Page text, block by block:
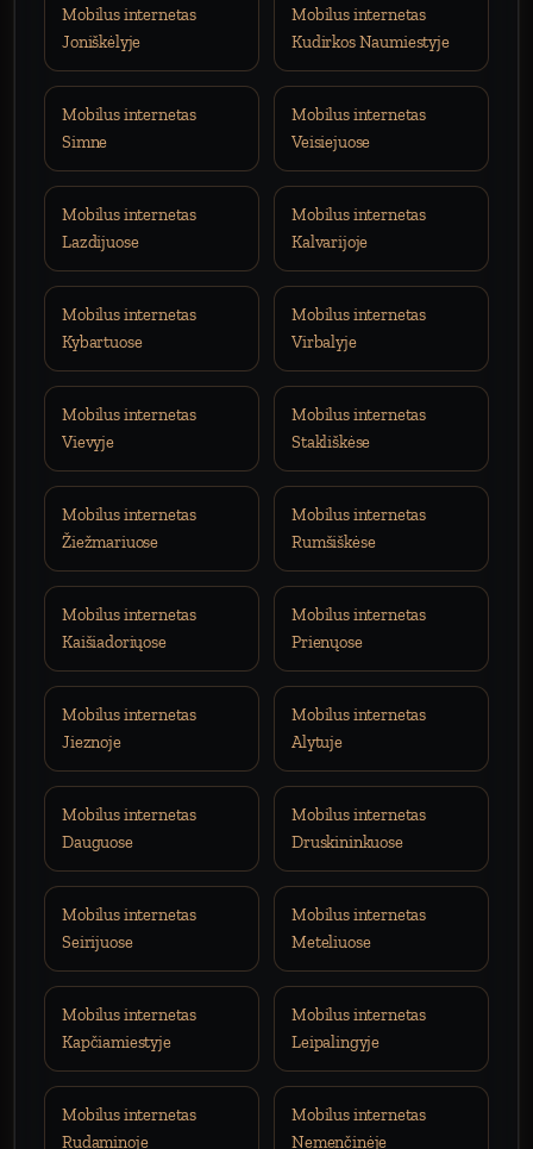
Mobilus internetas
Joniškėlyje
Mobilus internetas
Kudirkos Naumiestyje
Mobilus internetas
Simne
Mobilus internetas
Veisiejuose
Mobilus internetas
Lazdijuose
Mobilus internetas
Kalvarijoje
Mobilus internetas
Kybartuose
Mobilus internetas
Virbalyje
Mobilus internetas
Vievyje
Mobilus internetas
Stakliškėse
Mobilus internetas
Žiežmariuose
Mobilus internetas
Rumšiškėse
Mobilus internetas
Kaišiadoriųose
Mobilus internetas
Prienųose
Mobilus internetas
Jieznoje
Mobilus internetas
Alytuje
Mobilus internetas
Dauguose
Mobilus internetas
Druskininkuose
Mobilus internetas
Seirijuose
Mobilus internetas
Meteliuose
Mobilus internetas
Kapčiamiestyje
Mobilus internetas
Leipalingyje
Mobilus internetas
Rudaminoje
Mobilus internetas
Nemenčinėje